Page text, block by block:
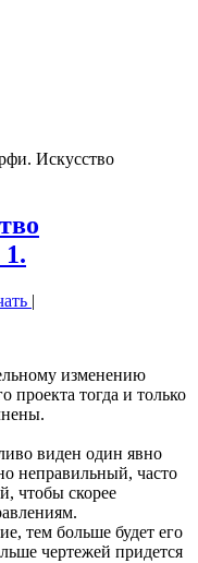
Искусство
|
изменению
проекта тогда и только
виден один явно
неправильный, часто
чтобы скорее
тем больше будет его
чертежей придется